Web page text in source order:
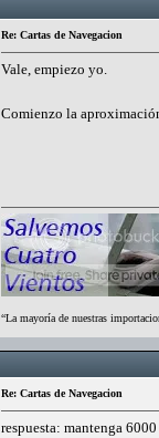
Re: Cartas de Navegacion
Vale, empiezo yo.
Comienzo la
“La mayoría de nuestras
Re: Cartas de Navegacion
respuesta: mantenga